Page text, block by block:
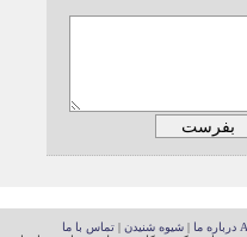
درباره ما |شیوه شنیدن |تماس با ما